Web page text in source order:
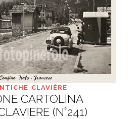
, CLAVIÈRE
CARTOLINA
(N°241)